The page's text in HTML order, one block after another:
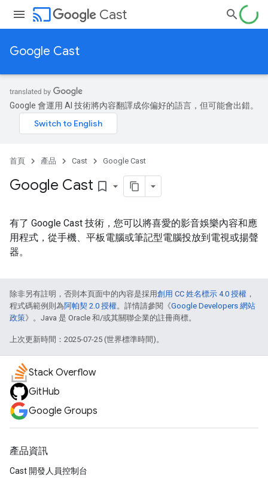
cast Cast
Google Cast
Google 會運用 AI 技術將內容翻譯成你偏好的語言，但可能會出錯。
首頁 產品 Cast Google Cast
Google Cast bookmark_border
有了 Google Cast 技術，您可以將喜愛的影音娛樂內容和應
用程式，從手機、平板電腦或筆記型電腦投放到電視或揚聲
器。
除非另有註明，否則本頁面中的內容是採用創用 CC 姓名標示 4.0 授權 ，
程式碼範例則為阿帕契 2.0 授權。詳情請參閱《Google Developers 網站
政策》。Java 是 Oracle 和/或其關聯企業的註冊商標。
上次更新時間：2025-07-25 (世界標準時間)。
Stack Overflow
GitHub
Google Groups
產品資訊
Cast 開發人員控制台